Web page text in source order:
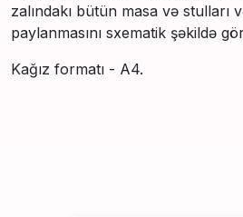
zalındakı bütün masa və stulları
paylanmasını sxematik şəkildə
Kağız formatı - A4.